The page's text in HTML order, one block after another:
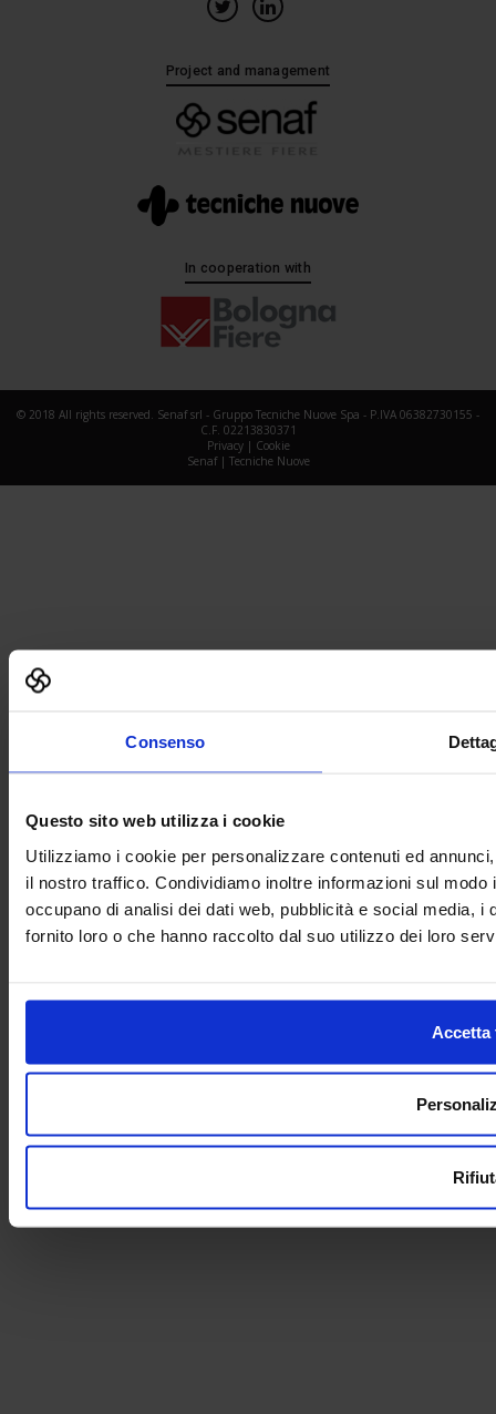
Consenso
Questo sito web utilizza i cookie
Utilizziamo i cookie per personalizzare contenuti ed
il nostro traffico. Condividiamo inoltre informazioni sul
occupano di analisi dei dati web, pubblicità e social media,
fornito loro o che hanno raccolto dal suo utilizzo dei loro
Accetta
Project and management
In cooperation with
© 2018 All rights reserved. Senaf srl - Gruppo Tecniche Nuove Spa - P.IVA 06382730155 -
C.F. 02213830371
Privacy| Cookie
Senaf| Tecniche Nuove